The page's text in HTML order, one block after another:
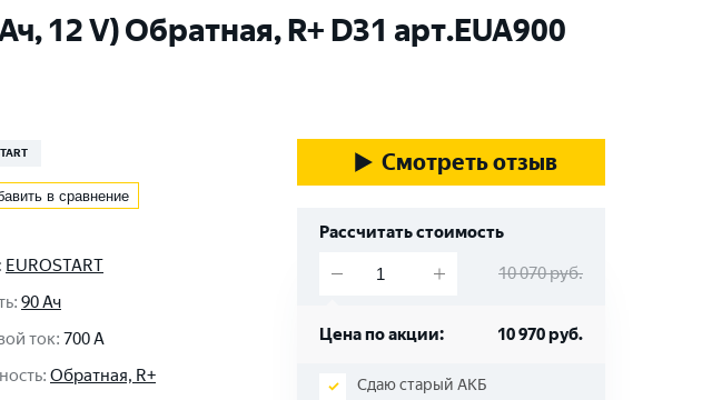
12 V) Обратная, R+ D31 арт.EUA900
в сравнение
: EUROSTART
: 90 Ач
ток: 700 A
: Обратная, R+
Смотреть отзыв
Рассчитать стоимость
10 070руб.
Цена по акции: 10 970руб.
Сдаю старый АКБ